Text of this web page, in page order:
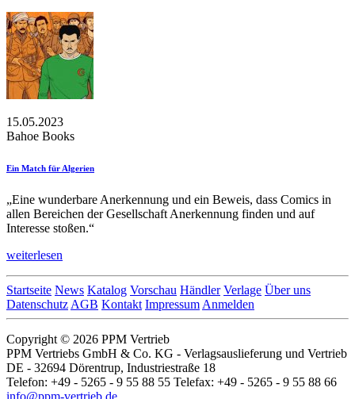
15.05.2023
Bahoe Books
Ein Match für Algerien
„Eine wunderbare Anerkennung und ein Beweis, dass Comics in
allen Bereichen der Gesellschaft Anerkennung finden und auf
Interesse stoßen.“
weiterlesen
Startseite News Katalog Vorschau Händler Verlage Über uns
Datenschutz AGB Kontakt Impressum Anmelden
Copyright © 2026 PPM Vertrieb
PPM Vertriebs GmbH & Co. KG - Verlagsauslieferung und Vertrieb
DE - 32694 Dörentrup, Industriestraße 18
Telefon: +49 - 5265 - 9 55 88 55 Telefax: +49 - 5265 - 9 55 88 66
info@ppm-vertrieb.de